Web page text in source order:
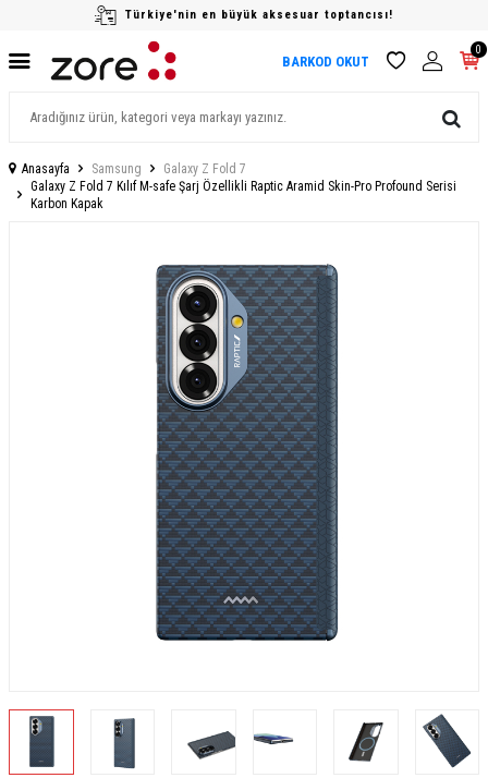
Türkiye'nin en büyük aksesuar toptancısı!
BARKOD OKUT
0
Anasayfa Samsung
Galaxy Z Fold 7
Galaxy Z Fold 7 Kılıf M-safe Şarj Özellikli Raptic Aramid Skin-Pro Profound Serisi
Karbon Kapak